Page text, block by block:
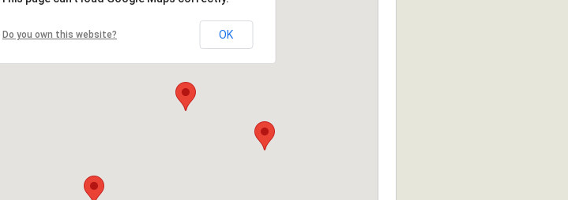
Do you own this website? OK